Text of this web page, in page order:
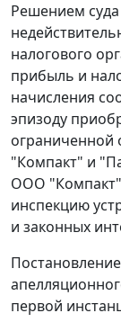
Решением
налогового
прибыль и
начисления
эпизоду
ограниченной
"Компакт" и
ООО
инспекцию
и законных
первой